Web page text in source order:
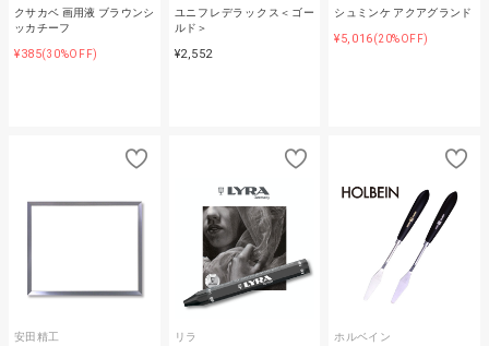
クサカベ 画用液 ブラウンシ
ッカチーフ
¥385(30%OFF)
ユニフレデラックス＜ゴー
ルド＞
¥2,552
シュミンケ アクアグランド
¥5,016(20%OFF)
安田精工 リラ ホルベイン